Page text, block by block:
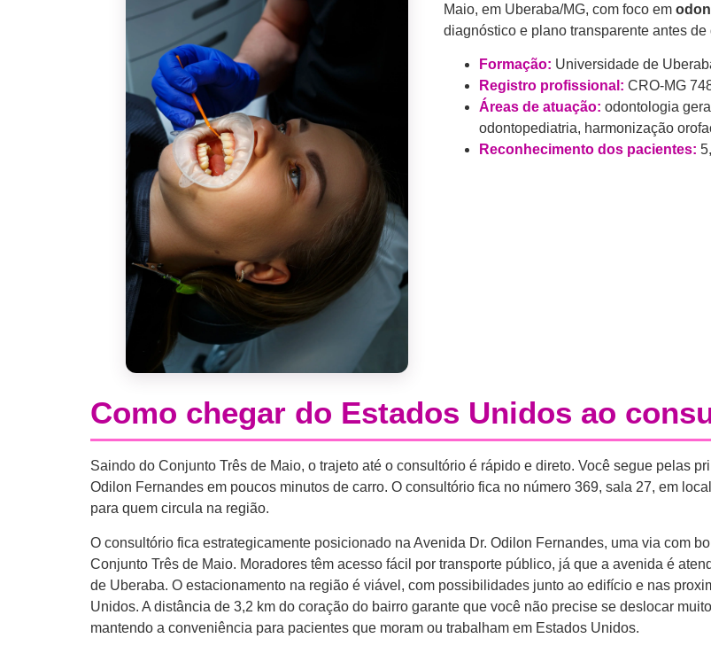
Maio, em Uberaba/MG, com foco em
diagnóstico e plano transparente antes
Formação: Universidade de
Registro profissional: CRO-MG
Áreas de atuação: odontologia
odontopediatria, harmonização
Reconhecimento dos pacientes:
Como chegar do Estados Unidos ao
Saindo do Conjunto Três de Maio, o trajeto até o consultório é rápido e direto. Você segue pelas
Odilon Fernandes em poucos minutos de carro. O consultório fica no número 369, sala 27, em
para quem circula na região.
O consultório fica estrategicamente posicionado na Avenida Dr. Odilon Fernandes, uma via com
Conjunto Três de Maio. Moradores têm acesso fácil por transporte público, já que a avenida é
de Uberaba. O estacionamento na região é viável, com possibilidades junto ao edifício e nas
Unidos. A distância de 3,2 km do coração do bairro garante que você não precise se deslocar
mantendo a conveniência para pacientes que moram ou trabalham em Estados Unidos.